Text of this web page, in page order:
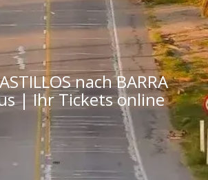
nach BARRA
| Ihr Tickets online